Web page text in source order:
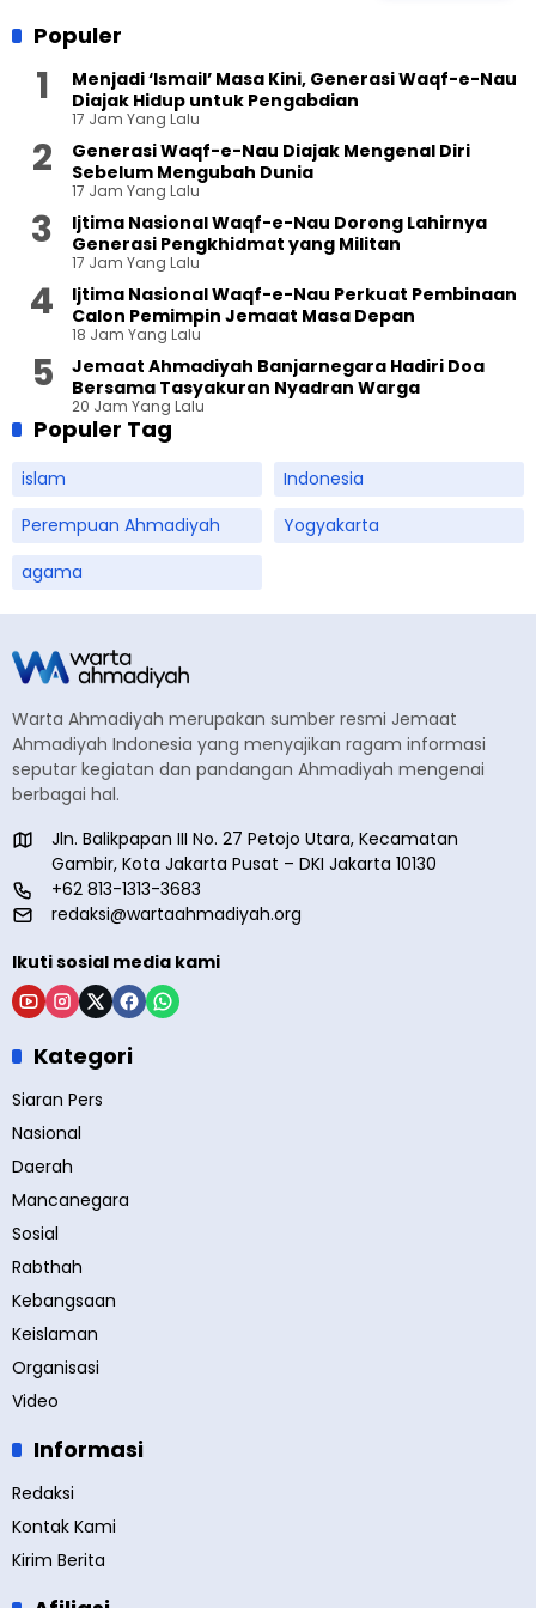
Populer
Menjadi ‘Ismail’ Masa Kini, Generasi Waqf-e-Nau
Diajak Hidup untuk Pengabdian
17 Jam Yang Lalu
Generasi Waqf-e-Nau Diajak Mengenal Diri
Sebelum Mengubah Dunia
17 Jam Yang Lalu
Ijtima Nasional Waqf-e-Nau Dorong Lahirnya
Generasi Pengkhidmat yang Militan
17 Jam Yang Lalu
Ijtima Nasional Waqf-e-Nau Perkuat Pembinaan
Calon Pemimpin Jemaat Masa Depan
18 Jam Yang Lalu
Jemaat Ahmadiyah Banjarnegara Hadiri Doa
Bersama Tasyakuran Nyadran Warga
20 Jam Yang Lalu
Populer Tag
islam
Indonesia
Perempuan Ahmadiyah
Yogyakarta
agama
Warta Ahmadiyah merupakan sumber resmi Jemaat
Ahmadiyah Indonesia yang menyajikan ragam informasi
seputar kegiatan dan pandangan Ahmadiyah mengenai
berbagai hal.
Jln. Balikpapan III No. 27 Petojo Utara, Kecamatan
Gambir, Kota Jakarta Pusat – DKI Jakarta 10130
+62 813-1313-3683
redaksi@wartaahmadiyah.org
Ikuti sosial media kami
Kategori
Siaran Pers
Nasional
Daerah
Mancanegara
Sosial
Rabthah
Kebangsaan
Keislaman
Organisasi
Video
Informasi
Redaksi
Kontak Kami
Kirim Berita